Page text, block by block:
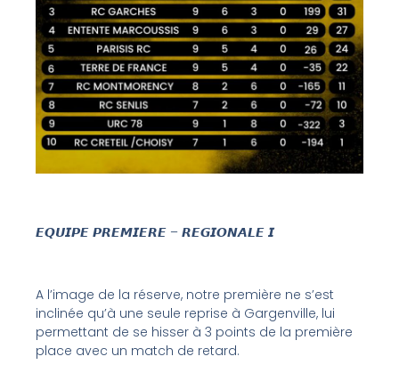
𝙀𝙌𝙐𝙄𝙋𝙀 𝙋𝙍𝙀𝙈𝙄𝙀𝙍𝙀 – 𝙍𝙀𝙂𝙄𝙊𝙉𝘼𝙇𝙀 𝙄
A l’image de la réserve, notre première ne s’est
inclinée qu’à une seule reprise à Gargenville, lui
permettant de se hisser à 3 points de la première
place avec un match de retard.